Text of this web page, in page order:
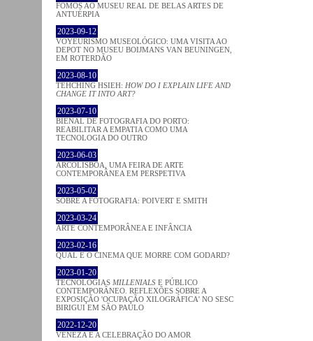
FOMOS AO MUSEU REAL DE BELAS ARTES DE
ANTUÉRPIA
2023-09-12
VOYEURISMO MUSEOLÓGICO: UMA VISITA AO
DEPOT NO MUSEU BOIJMANS VAN BEUNINGEN,
EM ROTERDÃO
2023-08-10
TEHCHING HSIEH: HOW DO I EXPLAIN LIFE AND
CHANGE IT INTO ART?
2023-07-10
BIENAL DE FOTOGRAFIA DO PORTO:
REABILITAR A EMPATIA COMO UMA
TECNOLOGIA DO OUTRO
2023-06-03
ARCOLISBOA, UMA FEIRA DE ARTE
CONTEMPORÂNEA EM PERSPETIVA
2023-05-02
SOBRE A FOTOGRAFIA: POIVERT E SMITH
2023-03-24
ARTE CONTEMPORÂNEA E INFÂNCIA
2023-02-16
QUAL É O CINEMA QUE MORRE COM GODARD?
2023-01-20
TECNOLOGIAS MILLENIALS E PÚBLICO
CONTEMPORÂNEO. REFLEXÕES SOBRE A
EXPOSIÇÃO 'OCUPAÇÃO XILOGRÁFICA' NO SESC
BIRIGUI EM SÃO PAULO
2022-12-20
VENEZA E A CELEBRAÇÃO DO AMOR